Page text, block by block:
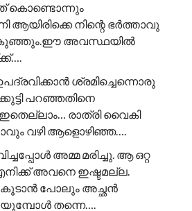
കൊണ്ടൊന്നും
ആയിരിക്കെ നിന്റെ ഭർത്താവു
കുഞ്ഞും.ഈ അവസ്ഥയിൽ
ശ്രമിച്ചെന്നൊരു
പറഞ്ഞതിനെ
രാത്രി വൈകി
വഴി ആളൊഴിഞ്ഞ….
അമ്മ മരിച്ചു. ആ ഒറ്റ
അവനെ ഇഷ്ടമല്ല.
പോലും അച്ഛൻ
തന്നെ….